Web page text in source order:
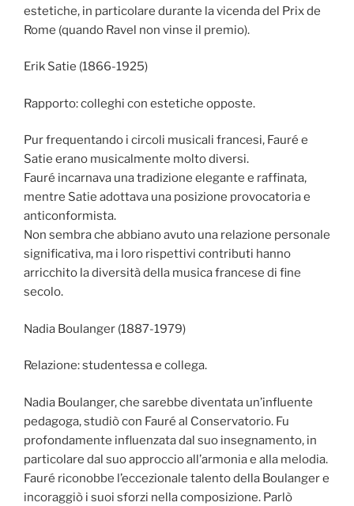
estetiche, in particolare durante la vicenda del Prix de
Rome (quando Ravel non vinse il premio).
Erik Satie (1866-1925)
Rapporto: colleghi con estetiche opposte.
Pur frequentando i circoli musicali francesi, Fauré e
Satie erano musicalmente molto diversi.
Fauré incarnava una tradizione elegante e raffinata,
mentre Satie adottava una posizione provocatoria e
anticonformista.
Non sembra che abbiano avuto una relazione personale
significativa, ma i loro rispettivi contributi hanno
arricchito la diversità della musica francese di fine
secolo.
Nadia Boulanger (1887-1979)
Relazione: studentessa e collega.
Nadia Boulanger, che sarebbe diventata un’influente
pedagoga, studiò con Fauré al Conservatorio. Fu
profondamente influenzata dal suo insegnamento, in
particolare dal suo approccio all’armonia e alla melodia.
Fauré riconobbe l’eccezionale talento della Boulanger e
incoraggiò i suoi sforzi nella composizione. Parlò